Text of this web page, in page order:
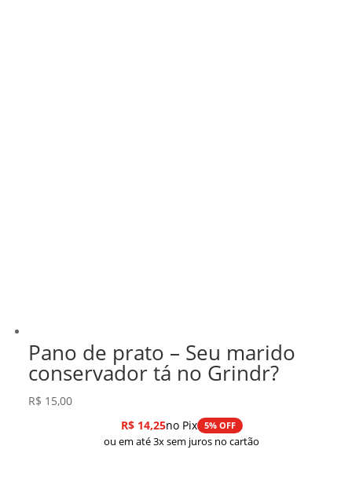
Pano de prato – Seu marido
conservador tá no Grindr?
R$ 15,00
R$14,25no Pix 5% OFF
ou em até 3x sem juros no cartão